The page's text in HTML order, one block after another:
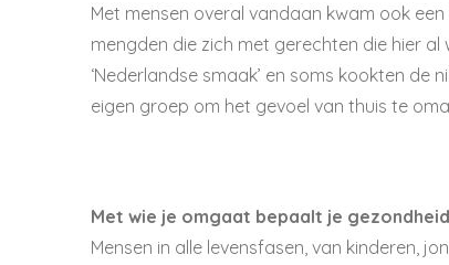
Met mensen overal vandaan kwam ook
mengden die zich met gerechten die hier
‘Nederlandse smaak’ en soms kookten
eigen groep om het gevoel van thuis te
Met wie je omgaat bepaalt je gezondheid
Mensen in alle levensfasen, van kinderen,